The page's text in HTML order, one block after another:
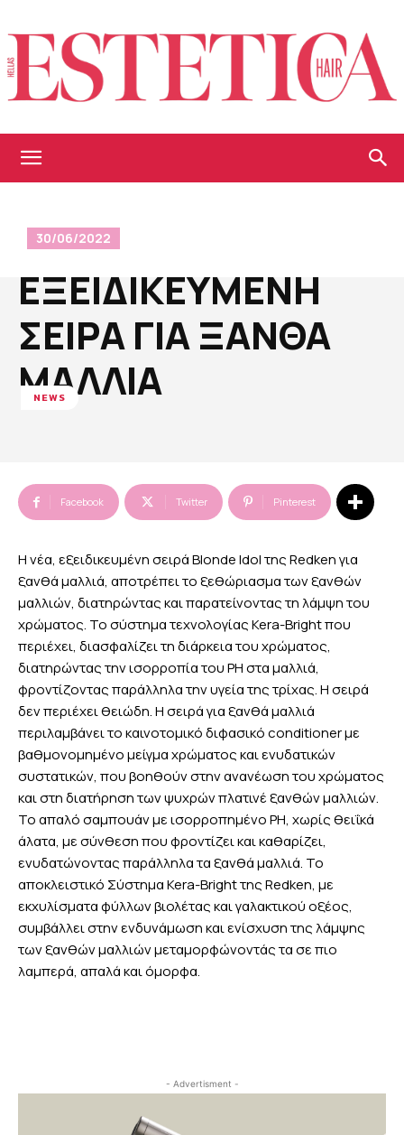
30/06/2022
EΞΕΙΔΙΚΕΥΜΕΝΗ
ΣΕΙΡΑ ΓΙΑ ΞΑΝΘΑ
ΜΑΛΛΙΑ
NEWS
Facebook Twitter Pinterest
Η νέα, εξειδικευμένη σειρά Blonde Idol της Redken για
ξανθά μαλλιά, αποτρέπει το ξεθώριασμα των ξανθών
μαλλιών, διατηρώντας και παρατείνοντας τη λάμψη του
χρώματος. Το σύστημα τεχνολογίας Kera-Bright που
περιέχει, διασφαλίζει τη διάρκεια του χρώματος,
διατηρώντας την ισορροπία του PH στα μαλλιά,
φροντίζοντας παράλληλα την υγεία της τρίχας. Η σειρά
δεν περιέχει θειώδη. Η σειρά για ξανθά μαλλιά
περιλαμβάνει το καινοτομικό διφασικό conditioner με
βαθμονομημένο μείγμα χρώματος και ενυδατικών
συστατικών, που βοηθούν στην ανανέωση του χρώματος
και στη διατήρηση των ψυχρών πλατινέ ξανθών μαλλιών.
Το απαλό σαμπουάν με ισορροπημένο PH, χωρίς θειΐκά
άλατα, με σύνθεση που φροντίζει και καθαρίζει,
ενυδατώνοντας παράλληλα τα ξανθά μαλλιά. Το
αποκλειστικό Σύστημα Kera-Bright της Redken, με
εκχυλίσματα φύλλων βιολέτας και γαλακτικού οξέος,
συμβάλλει στην ενδυνάμωση και ενίσχυση της λάμψης
των ξανθών μαλλιών μεταμορφώνοντάς τα σε πιο
λαμπερά, απαλά και όμορφα.
- Advertisment -